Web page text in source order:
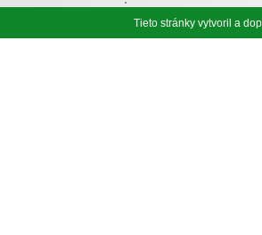
Tieto stránky vytvoril a